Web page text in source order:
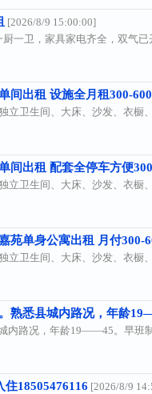
[2026/8/9 15:00:00]
一卫，家具家电齐全，双气
间出租 设施全月租300-
立卫生间、大床、沙发、衣橱
间出租 配套全停车方便
立卫生间、大床、沙发、衣橱
苑单身公寓出租 月付300-
立卫生间、大床、沙发、衣橱
熟悉县城内路况，年龄
内路况，年龄19——45。早班
18505476116 [2026/8/9